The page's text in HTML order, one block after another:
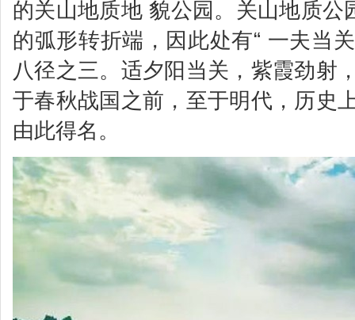
的关山地质地 貌公园。关山地质
的弧形转折端，因此处有“ 一夫当
八径之三。适夕阳当关，紫霞劲射
于春秋战国之前，至于明代，历史
由此得名。